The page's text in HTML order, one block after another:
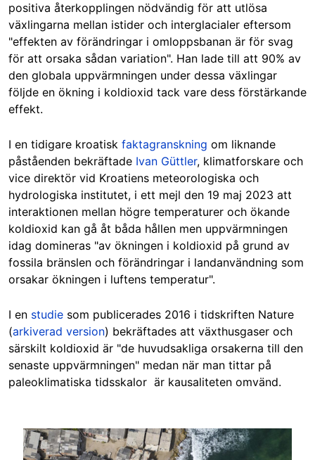
positiva återkopplingen nödvändig för att utlösa
växlingarna mellan istider och interglacialer eftersom
"effekten av förändringar i omloppsbanan är för svag
för att orsaka sådan variation". Han lade till att 90% av
den globala uppvärmningen under dessa växlingar
följde en ökning i koldioxid tack vare dess förstärkande
effekt.
I en tidigare kroatisk faktagranskning om liknande
påståenden bekräftade Ivan Güttler, klimatforskare och
vice direktör vid Kroatiens meteorologiska och
hydrologiska institutet, i ett mejl den 19 maj 2023 att
interaktionen mellan högre temperaturer och ökande
koldioxid kan gå åt båda hållen men uppvärmningen
idag domineras "av ökningen i koldioxid på grund av
fossila bränslen och förändringar i landanvändning som
orsakar ökningen i luftens temperatur".
I en studie som publicerades 2016 i tidskriften Nature
(arkiverad version) bekräftades att växthusgaser och
särskilt koldioxid är "de huvudsakliga orsakerna till den
senaste uppvärmningen" medan när man tittar på
paleoklimatiska tidsskalor är kausaliteten omvänd.
Image